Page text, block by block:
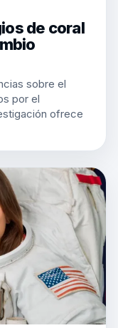
de coral
sobre el
por el
ofrece